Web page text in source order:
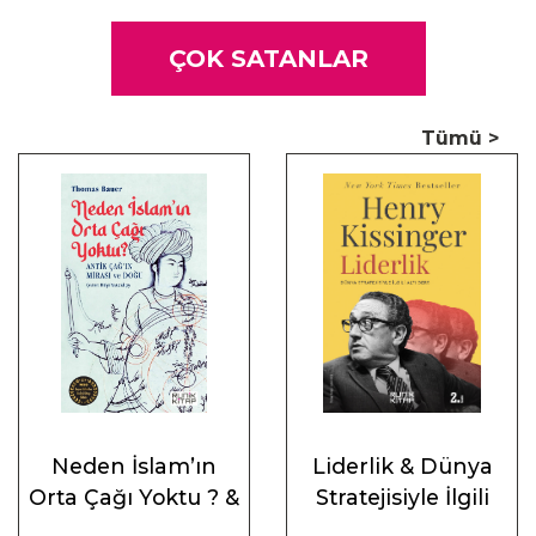
ÇOK SATANLAR
Tümü >
Neden İslam’ın
Orta Çağı Yoktu ? &
Liderlik & Dünya
Stratejisiyle İlgili